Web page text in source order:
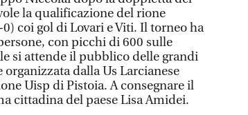
la qualificazione del rione
coi gol di Lovari e Viti. Il torneo ha
con picchi di 600 sulle
si attende il pubblico delle grandi
dalla Us Larcianese
Uisp di Pistoia. A consegnare il
cittadina del paese Lisa Amidei.